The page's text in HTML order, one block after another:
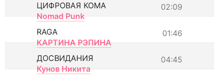
02:09
ЦИФРОВАЯ КОМА
Nomad Punk
01:46
RAGA
КАРТИНА РЭПИНА
04:45
ДОСВИДАНИЯ
Кунов Никита